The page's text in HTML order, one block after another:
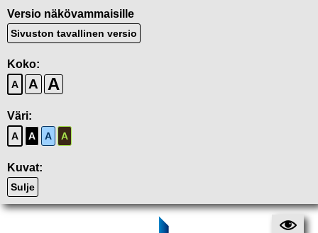
Versio näkövammaisille
Sivuston tavallinen versio
Koko:
A A A
Väri:
A A A A
Kuvat:
Sulje